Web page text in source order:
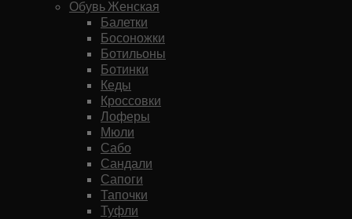
Обувь Женская
Балетки
Босоножки
Ботильоны
Ботинки
Кеды
Кроссовки
Лоферы
Мюли
Сабо
Сандали
Сапоги
Тапочки
Туфли